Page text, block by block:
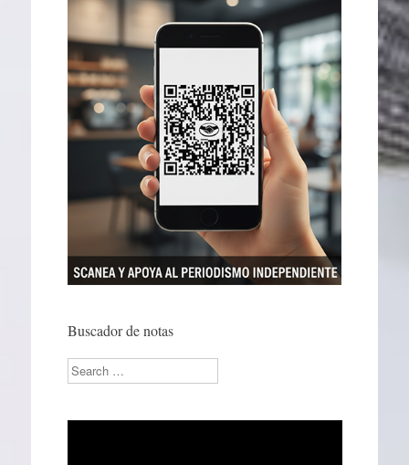
Buscador de notas
Search